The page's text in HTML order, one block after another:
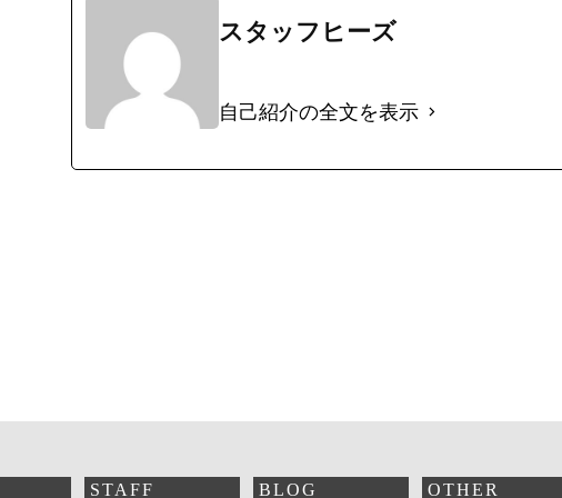
スタッフヒーズ
自己紹介の全文を表示
STAFF BLOG OTHER